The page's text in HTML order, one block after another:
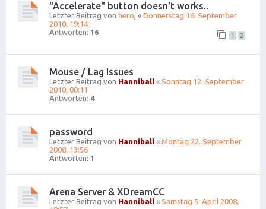
"Accelerate" button doesn't works..
Letzter Beitrag von heroj « Donnerstag 16. September
2010, 19:14
Antworten: 16 1 2
Mouse / Lag Issues
Letzter Beitrag von Hanniball « Sonntag 12. September
2010, 00:11
Antworten: 4
password
Letzter Beitrag von Hanniball « Montag 22. September
2008, 13:56
Antworten: 1
Arena Server & XDreamCC
Letzter Beitrag von Hanniball « Samstag 5. April 2008,